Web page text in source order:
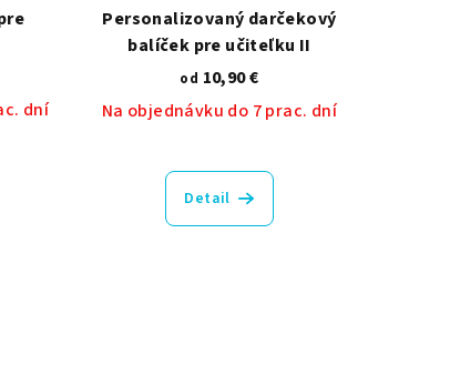
dní
Personalizovaný darčekový
balíček pre učiteľku II
od 10,90 €
Na objednávku do 7 prac. dní
hodnotenie
produktu
je
Detail